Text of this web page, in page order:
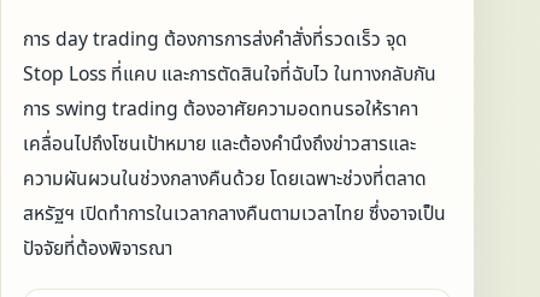
การ day trading ต้องการการส่งคำสั่งที่รวดเร็ว จุด
Stop Loss ที่แคบ และการตัดสินใจที่ฉับไว ในทางกลับกัน
การ swing trading ต้องอาศัยความอดทนรอให้ราคา
เคลื่อนไปถึงโซนเป้าหมาย และต้องคำนึงถึงข่าวสารและ
ความผันผวนในช่วงกลางคืนด้วย โดยเฉพาะช่วงที่ตลาด
สหรัฐฯ เปิดทำการในเวลากลางคืนตามเวลาไทย ซึ่งอาจเป็น
ปัจจัยที่ต้องพิจารณา